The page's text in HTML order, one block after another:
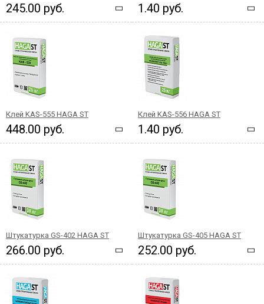
245.00 руб. 1.40 руб.
Клей KAS-555 HAGA ST
448.00 руб.
Клей KAS-556 HAGA ST
1.40 руб.
Штукатурка GS-402 HAGA ST
266.00 руб.
Штукатурка GS-405 HAGA ST
252.00 руб.